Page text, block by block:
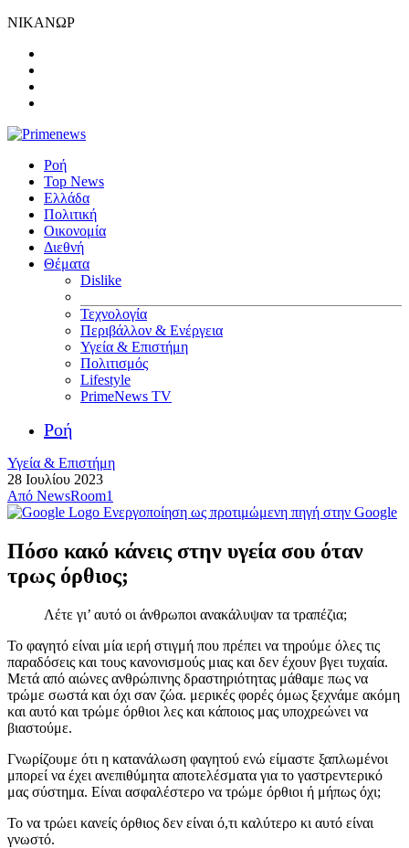
ΝΙΚΑΝΩΡ
Ροή
Top News
Ελλάδα
Πολιτική
Οικονομία
Διεθνή
Θέματα
Dislike
Τεχνολογία
Περιβάλλον & Ενέργεια
Υγεία & Επιστήμη
Πολιτισμός
Lifestyle
PrimeNews TV
Ροή
Υγεία & Επιστήμη
28 Ιουλίου 2023
Από NewsRoom1
Ενεργοποίηση ως προτιμώμενη πηγή στην Google
Πόσο κακό κάνεις στην υγεία σου όταν
τρως όρθιος;
Λέτε γι’ αυτό οι άνθρωποι ανακάλυψαν τα τραπέζια;
Το φαγητό είναι μία ιερή στιγμή που πρέπει να τηρούμε όλες τις
παραδόσεις και τους κανονισμούς μιας και δεν έχουν βγει τυχαία.
Μετά από αιώνες ανθρώπινης δραστηριότητας μάθαμε πως να
τρώμε σωστά και όχι σαν ζώα. μερικές φορές όμως ξεχνάμε ακόμη
και αυτό και τρώμε όρθιοι λες και κάποιος μας υποχρεώνει να
βιαστούμε.
Γνωρίζουμε ότι η κατανάλωση φαγητού ενώ είμαστε ξαπλωμένοι
μπορεί να έχει ανεπιθύμητα αποτελέσματα για το γαστρεντερικό
μας σύστημα. Είναι ασφαλέστερο να τρώμε όρθιοι ή μήπως όχι;
Το να τρώει κανείς όρθιος δεν είναι ό,τι καλύτερο κι αυτό είναι
γνωστό.